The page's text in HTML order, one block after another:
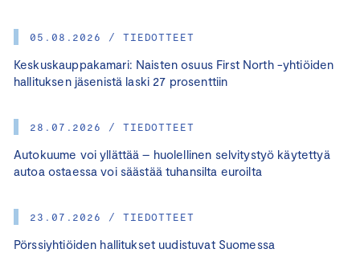
05.08.2026 / TIEDOTTEET
Keskuskauppakamari: Naisten osuus First North -yhtiöiden
hallituksen jäsenistä laski 27 prosenttiin
28.07.2026 / TIEDOTTEET
Autokuume voi yllättää – huolellinen selvitystyö käytettyä
autoa ostaessa voi säästää tuhansilta euroilta
23.07.2026 / TIEDOTTEET
Pörssiyhtiöiden hallitukset uudistuvat Suomessa